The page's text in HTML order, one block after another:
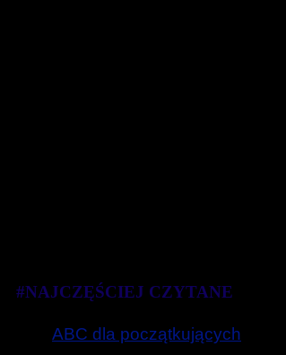
#NAJCZĘŚCIEJ CZYTANE
ABC dla początkujących